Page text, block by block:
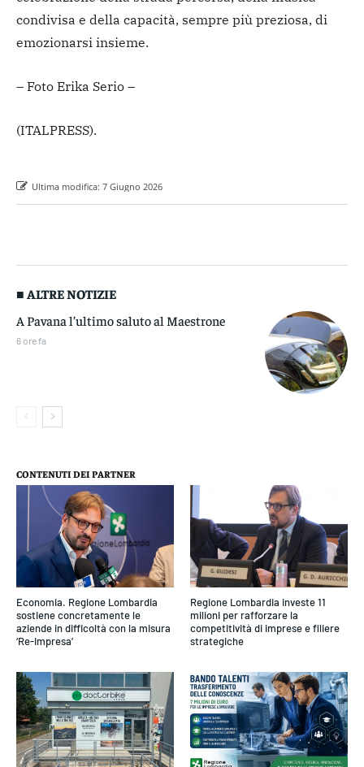
condivisa e della capacità, sempre più preziosa, di
emozionarsi insieme.
– Foto Erika Serio –
(ITALPRESS).
Ultima modifica: 7 Giugno 2026
■ ALTRE NOTIZIE
A Pavana l’ultimo saluto al Maestrone
6 ore fa
CONTENUTI DEI PARTNER
Economia. Regione Lombardia
sostiene concretamente le
aziende in difficoltà con la misura
‘Re-Impresa’
Regione Lombardia investe 11
milioni per rafforzare la
competitività di imprese e filiere
strategiche